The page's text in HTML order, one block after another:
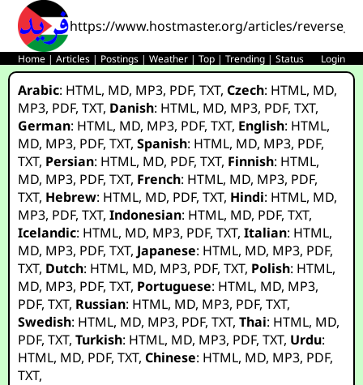
https://www.hostmaster.org/articles/
Home |Articles | Postings |Weather |Top |Trending |Status Login
Arabic: HTML, MD, MP3, PDF,TXT,Czech: HTML, MD,
MP3, PDF,TXT, Danish: HTML, MD, MP3, PDF,TXT,
German: HTML, MD, MP3, PDF,TXT, English: HTML,
MD, MP3, PDF,TXT,Spanish: HTML, MD, MP3, PDF,
TXT, Persian: HTML, MD, PDF,TXT, Finnish: HTML,
MD, MP3, PDF,TXT, French: HTML, MD, MP3, PDF,
TXT, Hebrew: HTML, MD, PDF,TXT, Hindi: HTML, MD,
MP3, PDF,TXT,Indonesian: HTML, MD, PDF,TXT,
Icelandic: HTML, MD, MP3, PDF,TXT,Italian: HTML,
MD, MP3, PDF,TXT, Japanese: HTML, MD, MP3, PDF,
TXT, Dutch: HTML, MD, MP3, PDF,TXT, Polish: HTML,
MD, MP3, PDF,TXT, Portuguese: HTML, MD, MP3,
PDF,TXT, Russian: HTML, MD, MP3, PDF,TXT,
Swedish: HTML, MD, MP3, PDF,TXT,Thai: HTML, MD,
PDF,TXT,Turkish: HTML, MD, MP3, PDF,TXT, Urdu:
HTML, MD, PDF,TXT,Chinese: HTML, MD, MP3, PDF,
TXT,